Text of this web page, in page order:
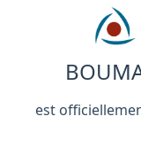
est